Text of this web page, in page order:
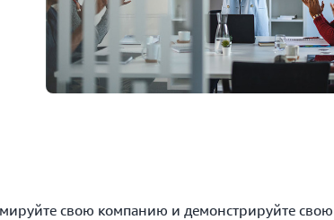
свою компанию и демонстрируйте